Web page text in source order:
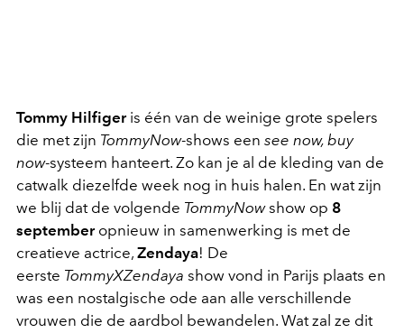
Tommy Hilfigeris één van de weinige grote spelers
die met zijn TommyNow-shows een see now, buy
now-systeem hanteert. Zo kan je al de kleding van de
catwalk diezelfde week nog in huis halen. En wat zijn
we blij dat de volgende TommyNowshow op 8
septemberopnieuw in samenwerking is met de
creatieve actrice, Zendaya! De
eerste TommyXZendaya show vond in Parijs plaats en
was een nostalgische ode aan alle verschillende
vrouwen die de aardbol bewandelen. Wat zal ze dit